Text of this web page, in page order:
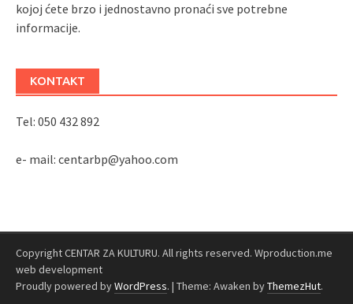
kojoj ćete brzo i jednostavno pronaći sve potrebne
informacije.
KONTAKT
Tel: 050 432 892
e- mail: centarbp@yahoo.com
Copyright CENTAR ZA KULTURU. All rights reserved. Wproduction.me
web development
Proudly powered byWordPress. | Theme: Awaken byThemezHut.